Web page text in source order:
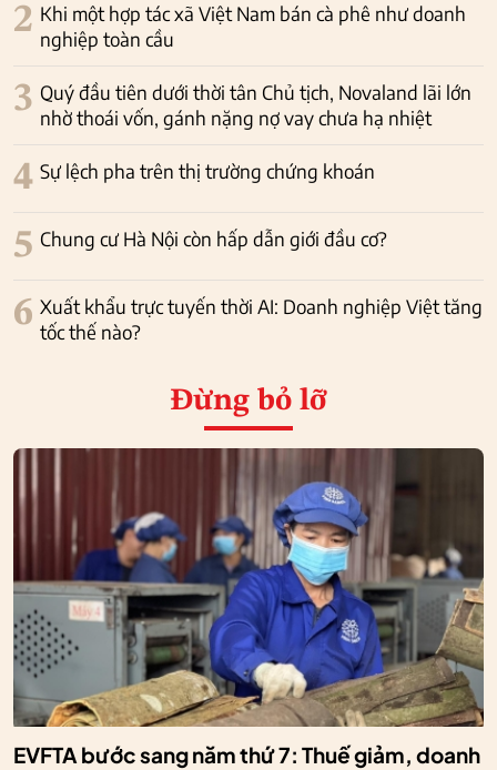
2 Khi một hợp tác xã Việt Nam bán cà phê như doanh
nghiệp toàn cầu
3 Quý đầu tiên dưới thời tân Chủ tịch, Novaland lãi lớn
nhờ thoái vốn, gánh nặng nợ vay chưa hạ nhiệt
4 Sự lệch pha trên thị trường chứng khoán
5 Chung cư Hà Nội còn hấp dẫn giới đầu cơ?
6 Xuất khẩu trực tuyến thời AI: Doanh nghiệp Việt tăng
tốc thế nào?
Đừng bỏ lỡ
EVFTA bước sang năm thứ 7: Thuế giảm, doanh